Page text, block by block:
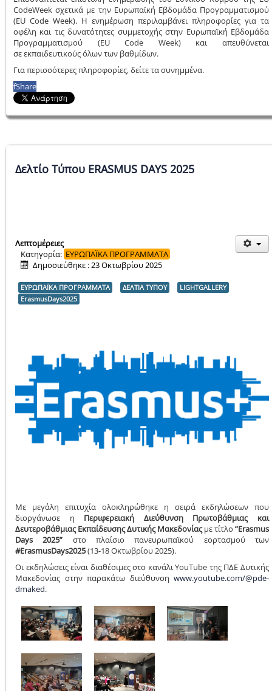
CodeWeek σχετικά με την Ευρωπαϊκή Εβδομάδα Προγραμματισμού
(EU Code Week). Η ενημέρωση περιλαμβάνει πληροφορίες για τα
οφέλη και τις δυνατότητες συμμετοχής στην Ευρωπαϊκή Εβδομάδα
Προγραμματισμού (EU Code Week) και απευθύνεται
σε εκπαιδευτικούς όλων των βαθμίδων.
Για περισσότερες πληροφορίες, δείτε τα συνημμένα.
fShare
Δελτίο Τύπου ERASMUS DAYS 2025
Λεπτομέρειες
Κατηγορία: ΕΥΡΩΠΑΪΚΑ ΠΡΟΓΡΑΜΜΑΤΑ
Δημοσιεύθηκε : 23 Οκτωβρίου 2025
ΕΥΡΩΠΑΪΚΑ ΠΡΟΓΡΑΜΜΑΤΑ ΔΕΛΤΙΑ ΤΥΠΟΥ
LIGHTGALLERY
ErasmusDays2025
Με μεγάλη επιτυχία ολοκληρώθηκε η σειρά εκδηλώσεων που
διοργάνωσε η Περιφερειακή Διεύθυνση Πρωτοβάθμιας και
Δευτεροβάθμιας Εκπαίδευσης Δυτικής Μακεδονίαςμε τίτλο “Erasmus
Days 2025” στο πλαίσιο πανευρωπαϊκού εορτασμού των
#ΕrasmusDays2025(13-18 Οκτωβρίου 2025).
Οι εκδηλώσεις είναι διαθέσιμες στο κανάλι YouTube της ΠΔΕ Δυτικής
Μακεδονίας στην παρακάτω διεύθυνση www.youtube.com/@pde-
dmaked.